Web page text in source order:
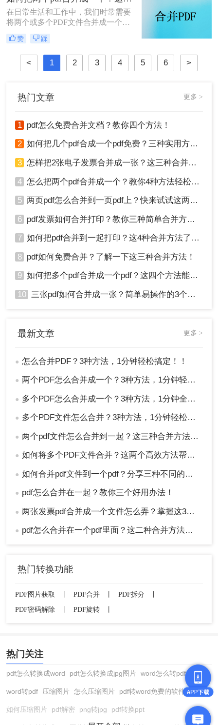
们不能达到我们理想的预期。让我们
来看看pdf合并的方法。
在日常生活和工作中，我们时常需要
将两个或多个PDF文件合并成一个，
以便于管理、查阅和分享。那么如何
把两个pdf合并成一个呢？本文将介绍
三种常用的PDF合并方法。
赞 踩
< 1 2 3 4 5 6 >
热门文章 更多 >
1 pdf怎么免费合并文档？教你四个方法！
2 如何把几个pdf合成一个pdf免费？三种实用方法分享！
3 怎样把2张电子发票合并成一张？这三种合并方法学习一下!
4 怎么把两个pdf合并成一个？教你4种方法轻松完成合并！
5 两页pdf怎么合并到一页pdf上？快来试试这两种方法吧！
6 pdf发票如何合并打印？教你三种简单合并方法！
7 如何把pdf合并到一起打印？这4种合并方法了解一下！
8 pdf如何免费合并？了解一下这三种合并方法！
9 如何把多个pdf合并成一个pdf？这四个方法能帮助大家！
10 三张pdf如何合并成一张？简单易操作的3个方法！
最新文章 更多 >
● 怎么合并PDF？3种方法，1分钟轻松搞定！！
● 两个PDF怎么合并成一个？3种方法，1分钟轻松搞定！
● 多个PDF怎么合并成一个？3种方法，1分钟全搞定！！
● 多个PDF文件怎么合并？3种方法，1分钟轻松搞定！!
● 两个pdf文件怎么合并到一起？这三种合并方法超实用！
● 如何将多个PDF文件合并？这两个高效方法帮你解决！
● 如何合并pdf文件到一个pdf？分享三种不同的方法来帮助您轻松合并！
● pdf怎么合并在一起？教你三个好用办法！
● 两张发票pdf合并成一个文件怎么弄？掌握这3种方法轻松合并！
● pdf怎么合并在一个pdf里面？这二种合并方法了解下！
热门转换功能
PDF图片获取 PDF合并 PDF拆分
PDF密码解除
PDF旋转
热门关注
pdf怎么转换成word pdf怎么转换成jpg图片 word怎么转pdf
word转pdf 压缩图片 怎么压缩图片 pdf转word免费的软件
如何压缩图片 pdf解密 png转jpg pdf转换ppt